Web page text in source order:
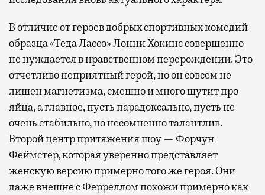
В отличие от героев добрых спортивных комедий
образца «Теда Лассо» Лонни Хокинс совершенно
не нуждается в нравственном перерождении. Это
отчетливо неприятный герой, но он совсем не
лишен магнетизма, смешно и много шутит про
яйца, а главное, пусть парадоксально, пусть не
очень стабильно, но несомненно талантлив.
Второй центр притяжения шоу — Форчун
Феймстер, которая уверенно представляет
женскую версию примерно того же героя. Они
даже внешне с Ферреллом похожи примерно как